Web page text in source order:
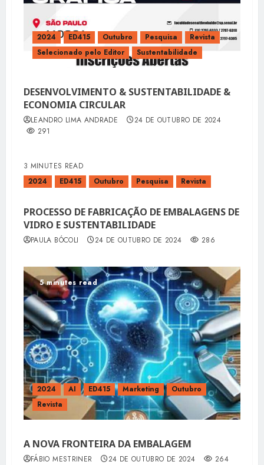
2024 ED415 Outubro Pesquisa
Revista
Selecionado pelo Editor
Sustentabilidade
DESENVOLVIMENTO & SUSTENTABILIDADE &
ECONOMIA CIRCULAR
LEANDRO LIMA ANDRADE
24 DE OUTUBRO DE 2024
291
3 MINUTES READ
2024
ED415 Outubro Pesquisa Revista
PROCESSO DE FABRICAÇÃO DE EMBALAGENS DE
VIDRO E SUSTENTABILIDADE
PAULA BÓCOLI 24 DE OUTUBRO DE 2024 286
5 minutes read
2024 AI ED415 Marketing
Outubro
Revista
A NOVA FRONTEIRA DA EMBALAGEM
FÁBIO MESTRINER 24 DE OUTUBRO DE 2024 264